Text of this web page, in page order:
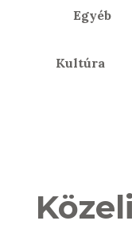
Egyéb
Kultúra